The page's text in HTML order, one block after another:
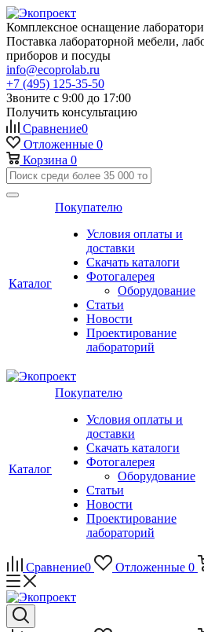
Комплексное оснащение
Поставка лабораторной мебели,
приборов и посуды
info@ecoprolab.ru
+7 (495) 125-35-50
Звоните с 9:00 до 17:00
Получить консультацию
Сравнение0
Отложенные 0
Корзина 0
Каталог
Покупателю
Условия оплаты и
доставки
Скачать каталоги
Фотогалерея
Оборудование
Статьи
Новости
Проектирование
лабораторий
Каталог
Покупателю
Условия оплаты и
доставки
Скачать каталоги
Фотогалерея
Оборудование
Статьи
Новости
Проектирование
лабораторий
Сравнение0 Отложенные 0